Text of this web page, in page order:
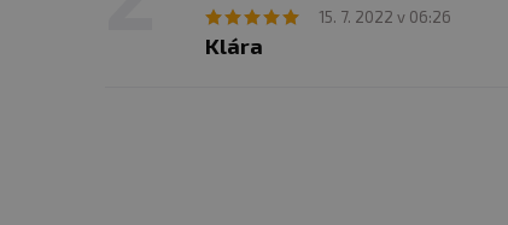
15. 7. 2022 v 06:26
Klára